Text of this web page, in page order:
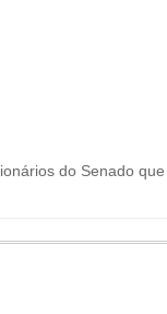
do Senado